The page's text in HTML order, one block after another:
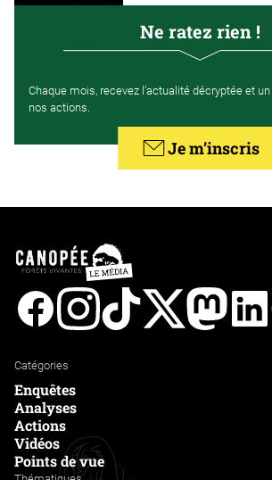
Ne ratez rien !
Chaque mois, recevez l’actualité décryptée et
nos actions.
Je m’inscris
FacebookInstagramTiktok Twitter
Catégories
Enquêtes
Analyses
Actions
Vidéos
Points de vue